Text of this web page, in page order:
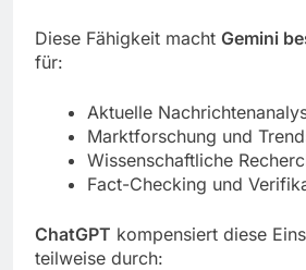
Diese Fähigkeit macht Gemini
für:
Aktuelle
Marktforschung und
Wissenschaftliche
Fact-Checking und
ChatGPT kompensiert diese
teilweise durch: